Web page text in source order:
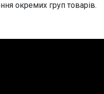
окремих груп товарів.